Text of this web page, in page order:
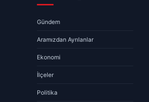
Gündem
Aramızdan Ayrılanlar
Ekonomi
İlçeler
Politika